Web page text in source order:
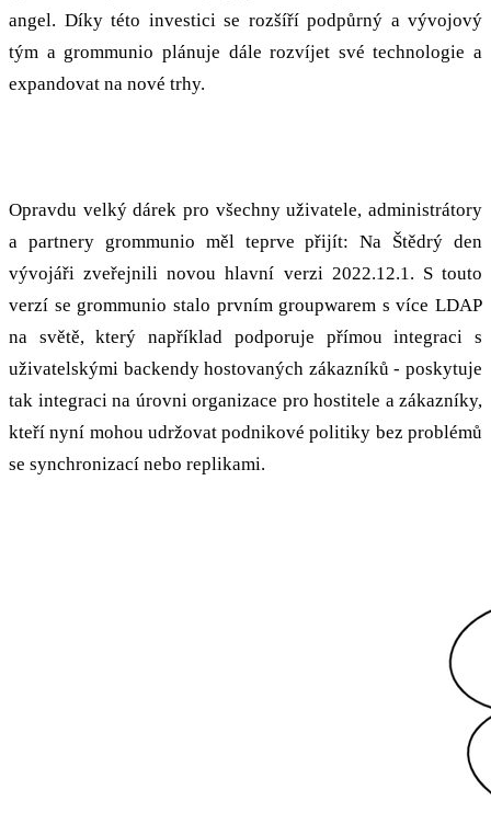
angel. Díky této investici se rozšíří podpůrný a vývojový
tým a grommunio plánuje dále rozvíjet své technologie a
expandovat na nové trhy.
Opravdu velký dárek pro všechny uživatele, administrátory
a partnery grommunio měl teprve přijít: Na Štědrý den
vývojáři zveřejnili novou hlavní verzi 2022.12.1. S touto
verzí se grommunio stalo prvním groupwarem s více LDAP
na světě, který například podporuje přímou integraci s
uživatelskými backendy hostovaných zákazníků - poskytuje
tak integraci na úrovni organizace pro hostitele a zákazníky,
kteří nyní mohou udržovat podnikové politiky bez problémů
se synchronizací nebo replikami.